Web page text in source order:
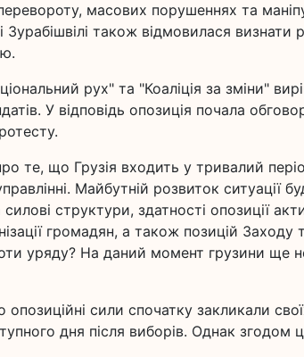
масових порушеннях та
також відмовилася
рух" та "Коаліція за зміни"
У відповідь опозиція почала
те, що Грузія входить у тривалий
Майбутній розвиток ситуації
силові структури, здатності опозиції
громадян, а також позицій
уряду? На даний момент грузини ще
опозиційні сили спочатку закликали
дня після виборів. Однак згодом